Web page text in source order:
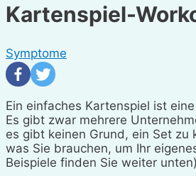
Kartenspiel-
Symptome
Ein einfaches Kartenspiel ist
Es gibt zwar mehrere
es gibt keinen Grund, ein Set
was Sie brauchen, um Ihr
Beispiele finden Sie weiter